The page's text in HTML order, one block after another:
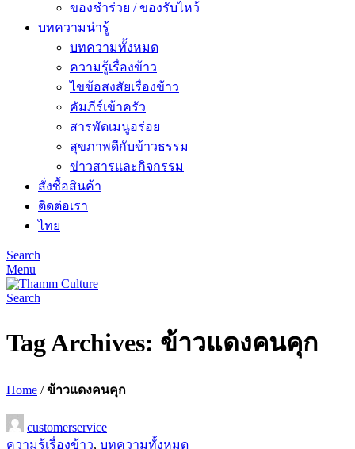
ของชำร่วย / ของรับไหว้
บทความน่ารู้
บทความทั้งหมด
ความรู้เรื่องข้าว
ไขข้อสงสัยเรื่องข้าว
คัมภีร์เข้าครัว
สารพัดเมนูอร่อย
สุขภาพดีกับข้าวธรรม
ข่าวสารและกิจกรรม
สั่งซื้อสินค้า
ติดต่อเรา
ไทย
Search
Menu
Search
Tag Archives: ข้าวแดงคนคุก
Home /ข้าวแดงคนคุก
customerservice
ความรู้เรื่องข้าว, บทความทั้งหมด